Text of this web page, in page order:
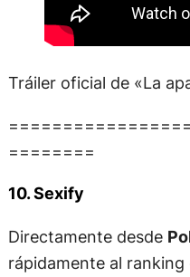
Tráiler oficial de «La
========
10. Sexify
Directamente desde
rápidamente al